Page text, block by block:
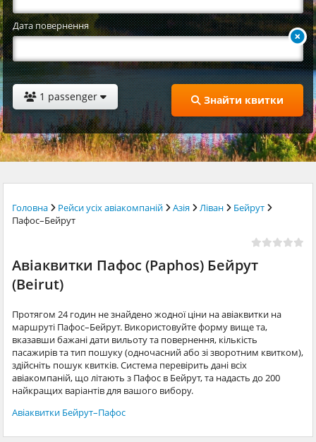
Дата повернення
1 passenger Знайти квитки
Головна Рейси усіх авіакомпаній Азія Ліван
Бейрут
Пафос–Бейрут
Авіаквитки Пафос (Paphos) Бейрут
(Beirut)
Протягом 24 годин не знайдено жодної ціни на авіаквитки на
маршруті Пафос–Бейрут. Використовуйте форму вище та,
вказавши бажані дати вильоту та повернення, кількість
пасажирів та тип пошуку (одночасний або зі зворотним квитком),
здійсніть пошук квитків. Система перевірить дані всіх
авіакомпаній, що літають з Пафос в Бейрут, та надасть до 200
найкращих варіантів для вашого вибору.
Авіаквитки Бейрут–Пафос